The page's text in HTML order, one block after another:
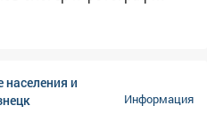
пролёта сделали – и на
порядок, однако
находится в
и
Информация